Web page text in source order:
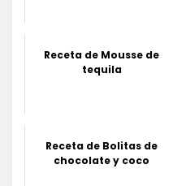
Receta de Mousse de
tequila
Receta de Bolitas de
chocolate y coco